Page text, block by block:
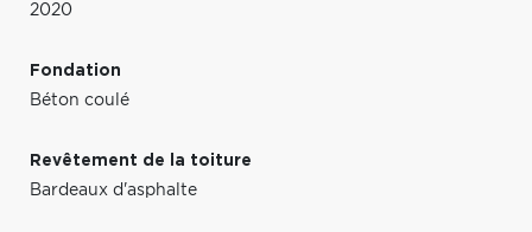
2020
Fondation
Béton coulé
Revêtement de la toiture
Bardeaux d'asphalte